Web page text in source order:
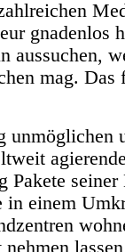
gnadenlos
aussuchen,
mag.
Pakete
in einem